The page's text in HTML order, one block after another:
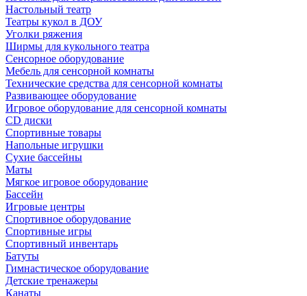
Настольный театр
Театры кукол в ДОУ
Уголки ряжения
Ширмы для кукольного театра
Сенсорное оборудование
Мебель для сенсорной комнаты
Технические средства для сенсорной комнаты
Развивающее оборудование
Игровое оборудование для сенсорной комнаты
CD диски
Спортивные товары
Напольные игрушки
Сухие бассейны
Маты
Мягкое игровое оборудование
Бассейн
Игровые центры
Спортивное оборудование
Спортивные игры
Спортивный инвентарь
Батуты
Гимнастическое оборудование
Детские тренажеры
Канаты